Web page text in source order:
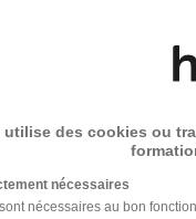
Partenariat
Locaux
utilise des cookies ou
nécessaires
nécessaires au bon